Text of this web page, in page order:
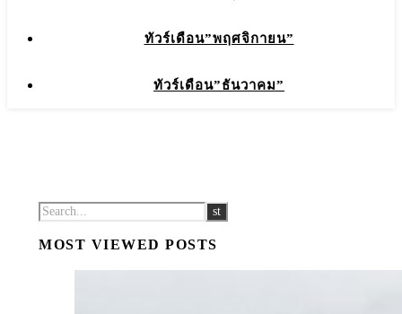
ทัวร์เดือน”พฤศจิกายน”
ทัวร์เดือน”ธันวาคม”
MOST VIEWED POSTS